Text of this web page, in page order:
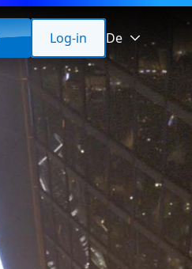
Log-in De